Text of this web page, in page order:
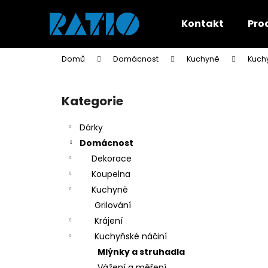
Kontakt
Domů Domácnost Kuchyně
Přeskočit
kategorie
Kategorie
Dárky
Domácnost
Dekorace
Koupelna
Kuchyně
Grilování
Krájení
Kuchyňské náčiní
Mlýnky a struhadla
í
Zpět
do
obchodu
Zpět
do
obchodu